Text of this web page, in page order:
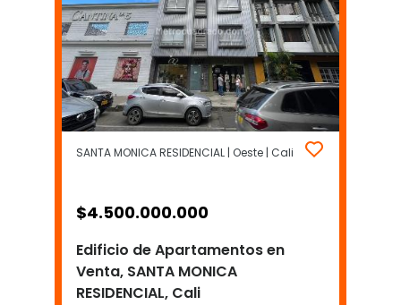
SANTA MONICA RESIDENCIAL | Oeste | Cali
$4.500.000.000
Edificio de Apartamentos en
Venta, SANTA MONICA
RESIDENCIAL, Cali